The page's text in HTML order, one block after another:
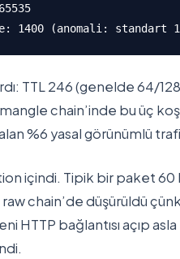
1400 (anomali: standart
TTL 246 (genelde 64/
chain’inde bu üç
%6 yasal görünümlü
içindi. Tipik bir paket
chain’de düşürüldü
HTTP bağlantısı açıp